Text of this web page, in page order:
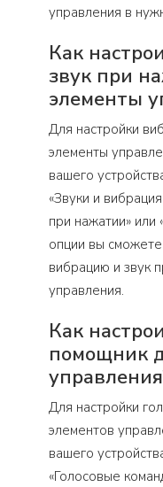
управления в
Как
звук при
элементы
Для настройки
элементы
вашего
«Звуки и
при нажатии» или
опции вы
вибрацию и звук
управления.
Как
помощник
Для настройки
элементов
вашего
«Голосовые